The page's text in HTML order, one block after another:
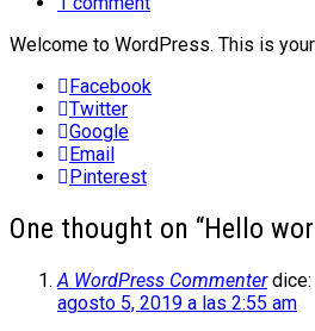
Welcome to WordPress. This is
Facebook
Twitter
Google
Email
Pinterest
One thought on “Hello
A WordPress Commenter dice:
agosto 5, 2019 a las 2:55 am